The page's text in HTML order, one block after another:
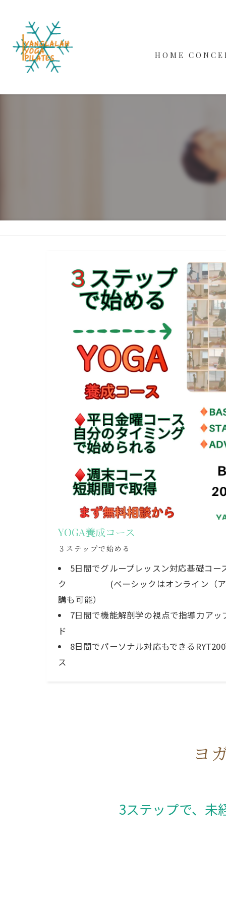
HOME
YOGA養成コース
３ステップで始める
5日間でグループレッスン対応基礎コー
ク (ベーシックはオンライン（アー
講も可能）
7日間で機能解剖学の視点で指導力ア
ド
8日間でパーソナル対応もできる
ス
ヨ
3ステップで、未